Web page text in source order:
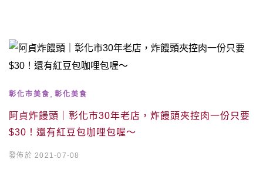
彰化市美食 彰化美食
阿貞炸饅頭｜彰化市30年老店，炸饅頭夾控肉一份只要
$30！還有紅豆包咖哩包喔～
發佈於 2021-07-08